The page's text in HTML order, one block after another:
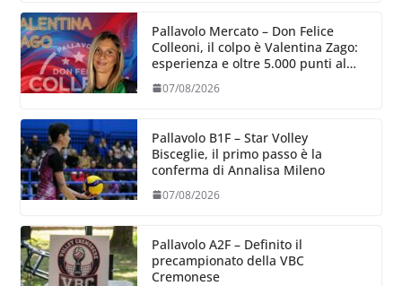
Pallavolo Mercato – Don Felice
Colleoni, il colpo è Valentina Zago:
esperienza e oltre 5.000 punti al
servizio di Trescore
07/08/2026
Pallavolo B1F – Star Volley
Bisceglie, il primo passo è la
conferma di Annalisa Mileno
07/08/2026
Pallavolo A2F – Definito il
precampionato della VBC
Cremonese